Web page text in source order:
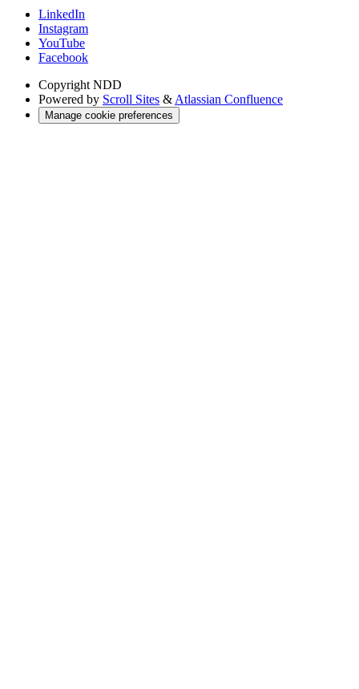
LinkedIn
Instagram
YouTube
Facebook
Copyright NDD
Powered by Scroll Sites & Atlassian Confluence
Manage cookie preferences